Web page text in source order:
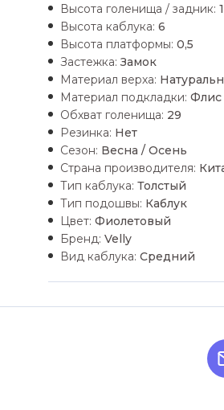
Высота голенища / задник:
Высота каблука: 6
Высота платформы: 0,5
Застежка: Замок
Материал верха:
Материал подкладки: Флис
Обхват голенища: 29
Резинка: Нет
Сезон: Весна / Осень
Страна производителя:
Тип каблука: Толстый
Тип подошвы: Каблук
Цвет: Фиолетовый
Бренд: Velly
Вид каблука: Средний